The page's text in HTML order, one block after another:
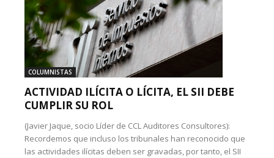
COLUMNISTAS
ACTIVIDAD ILÍCITA O LÍCITA, EL SII DEBE
CUMPLIR SU ROL
(Javier Jaque, socio Líder de CCL Auditores Consultores):
Recordemos que incluso los tribunales han reconocido que
las actividades ilícitas deben ser gravadas, por tanto, el SII